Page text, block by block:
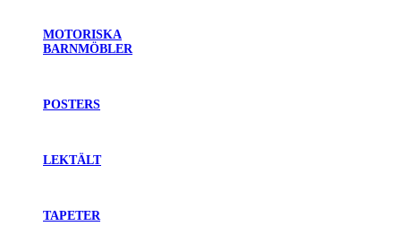
MOTORISKA
BARNMÖBLER
POSTERS
LEKTÄLT
TAPETER